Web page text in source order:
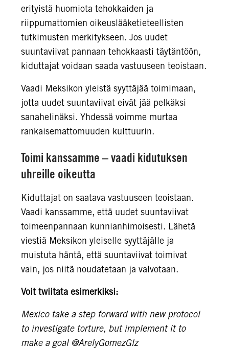
erityistä huomiota tehokkaiden ja
riippumattomien oikeuslääketieteellisten
tutkimusten merkitykseen. Jos uudet
suuntaviivat pannaan tehokkaasti täytäntöön,
kiduttajat voidaan saada vastuuseen teoistaan.
Vaadi Meksikon yleistä syyttäjää toimimaan,
jotta uudet suuntaviivat eivät jää pelkäksi
sanahelinäksi. Yhdessä voimme murtaa
rankaisemattomuuden kulttuurin.
Toimi kanssamme – vaadi kidutuksen
uhreille oikeutta
Kiduttajat on saatava vastuuseen teoistaan.
Vaadi kanssamme, että uudet suuntaviivat
toimeenpannaan kunnianhimoisesti. Lähetä
viestiä Meksikon yleiselle syyttäjälle ja
muistuta häntä, että suuntaviivat toimivat
vain, jos niitä noudatetaan ja valvotaan.
Voit twiitata esimerkiksi:
Mexico take a step forward with new protocol
to investigate torture, but implement it to
make a goal @ArelyGomezGlz